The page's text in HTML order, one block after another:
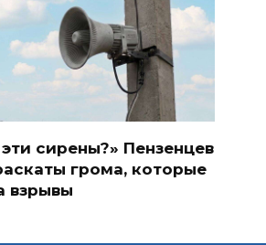
сирены?» Пензенцев
грома, которые
взрывы